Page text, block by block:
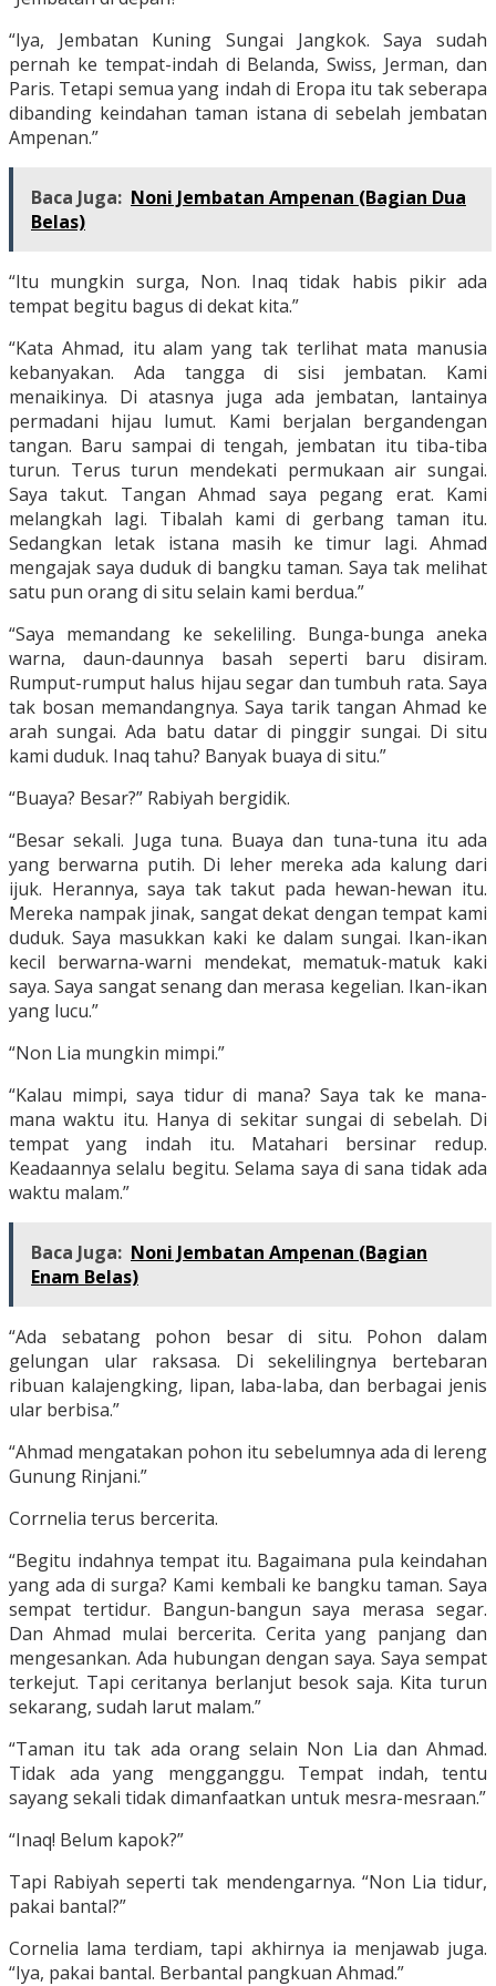
“Iya, Jembatan Kuning Sungai Jangkok. Saya sudah
pernah ke tempat-indah di Belanda, Swiss, Jerman, dan
Paris. Tetapi semua yang indah di Eropa itu tak seberapa
dibanding keindahan taman istana di sebelah jembatan
Ampenan.”
Baca Juga: Noni Jembatan Ampenan (Bagian Dua
Belas)
“Itu mungkin surga, Non. Inaq tidak habis pikir ada
tempat begitu bagus di dekat kita.”
“Kata Ahmad, itu alam yang tak terlihat mata manusia
kebanyakan. Ada tangga di sisi jembatan. Kami
menaikinya. Di atasnya juga ada jembatan, lantainya
permadani hijau lumut. Kami berjalan bergandengan
tangan. Baru sampai di tengah, jembatan itu tiba-tiba
turun. Terus turun mendekati permukaan air sungai.
Saya takut. Tangan Ahmad saya pegang erat. Kami
melangkah lagi. Tibalah kami di gerbang taman itu.
Sedangkan letak istana masih ke timur lagi. Ahmad
mengajak saya duduk di bangku taman. Saya tak melihat
satu pun orang di situ selain kami berdua.”
“Saya memandang ke sekeliling. Bunga-bunga aneka
warna, daun-daunnya basah seperti baru disiram.
Rumput-rumput halus hijau segar dan tumbuh rata. Saya
tak bosan memandangnya. Saya tarik tangan Ahmad ke
arah sungai. Ada batu datar di pinggir sungai. Di situ
kami duduk. Inaq tahu? Banyak buaya di situ.”
“Buaya? Besar?” Rabiyah bergidik.
“Besar sekali. Juga tuna. Buaya dan tuna-tuna itu ada
yang berwarna putih. Di leher mereka ada kalung dari
ijuk. Herannya, saya tak takut pada hewan-hewan itu.
Mereka nampak jinak, sangat dekat dengan tempat kami
duduk. Saya masukkan kaki ke dalam sungai. Ikan-ikan
kecil berwarna-warni mendekat, mematuk-matuk kaki
saya. Saya sangat senang dan merasa kegelian. Ikan-ikan
yang lucu.”
“Non Lia mungkin mimpi.”
“Kalau mimpi, saya tidur di mana? Saya tak ke mana-
mana waktu itu. Hanya di sekitar sungai di sebelah. Di
tempat yang indah itu. Matahari bersinar redup.
Keadaannya selalu begitu. Selama saya di sana tidak ada
waktu malam.”
Baca Juga: Noni Jembatan Ampenan (Bagian
Enam Belas)
“Ada sebatang pohon besar di situ. Pohon dalam
gelungan ular raksasa. Di sekelilingnya bertebaran
ribuan kalajengking, lipan, laba-laba, dan berbagai jenis
ular berbisa.”
“Ahmad mengatakan pohon itu sebelumnya ada di lereng
Gunung Rinjani.”
Corrnelia terus bercerita.
“Begitu indahnya tempat itu. Bagaimana pula keindahan
yang ada di surga? Kami kembali ke bangku taman. Saya
sempat tertidur. Bangun-bangun saya merasa segar.
Dan Ahmad mulai bercerita. Cerita yang panjang dan
mengesankan. Ada hubungan dengan saya. Saya sempat
terkejut. Tapi ceritanya berlanjut besok saja. Kita turun
sekarang, sudah larut malam.”
“Taman itu tak ada orang selain Non Lia dan Ahmad.
Tidak ada yang mengganggu. Tempat indah, tentu
sayang sekali tidak dimanfaatkan untuk mesra-mesraan.”
“Inaq! Belum kapok?”
Tapi Rabiyah seperti tak mendengarnya. “Non Lia tidur,
pakai bantal?”
Cornelia lama terdiam, tapi akhirnya ia menjawab juga.
“Iya, pakai bantal. Berbantal pangkuan Ahmad.”